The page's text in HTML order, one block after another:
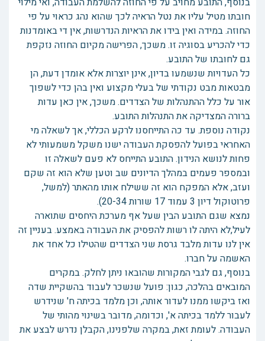
חובתו מטיל עליו את נטל הראיה לכך שהוא נהג כראוי על פי
החוזה. במידה ואין בידו את הראיות הנדרשות, אין די באומדנות
כדי להכריע בסוגיה זו. משכך, הפרישה מקיום החוזה נזקפת
גם לחובתו של התובע.
כל העדויות שנשמעו בדיון, אינן יוצרות אלא אומדן דעת, הן
מבטאות מבט נקודתי של בעלי מקצוע ואין בהן כדי לשפוך
אור על כלל ההתנהלות של הצדדים. משכך, אין כאן עדות
ברורה המצדיקה את התנהלות התובע.
נקודה נוספת. עד כה התייחסנו לרקע הכללי, אך לשאלה מי
האחראי בפועל להפסקת העבודה ישנו משקל משמעותי לא
פחות לנושא הנידון. התובע התייחס לא פעם לשאלה זו
ובמספר פעמים במהלך הדיונים שב וטען שלא הוא זה שקם
ועזב, אלא המפקח הוא זה ששילח אותו מהאתר (למשל,
פרוטוקול דיון 3 עמוד 17 שורות 20-34).
נמצא שגם התובע הבין שעל אף מערכת היחסים שתוארה
לעיל,לא היתה לו רשות להפסיק את העבודה באמצע. בעניין זה
אין לנו עדות מלבד גרסת שני הצדדים שהטילו כל אחד את
האשמה על חברו.
בנוסף, גם לגבי המקורות שהובאו ניתן לחלק. במקרים
המובאים בהלכה, כגון: פועל שנשכר לעבוד בהשקיית שדה
ואז ביקשו ממנו לעדור אותה, וכן מלמד בכיתה ח' שנידרש
לעבור ללמד בכיתה א', וכדומה, מדובר בשינוי מהותי של
העבודה. לעומת זאת, במקרה שלפנינו, הקבלן נדרש לבצע את